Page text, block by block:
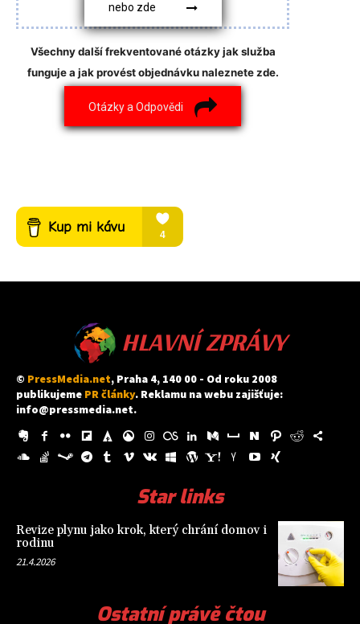
nebo zde
Všechny další frekventované otázky jak služba
funguje a jak provést objednávku naleznete zde.
Otázky a Odpovědi
HLAVNÍ ZPRÁVY
© PressMedia.net, Praha 4, 140 00 - Od roku 2008
publikujeme PR články. Reklamu na webu zajišťuje:
info@pressmedia.net.
Star links
Revize plynu jako krok, který chrání domov i
rodinu
21.4.2026
Ostatní právě čtou